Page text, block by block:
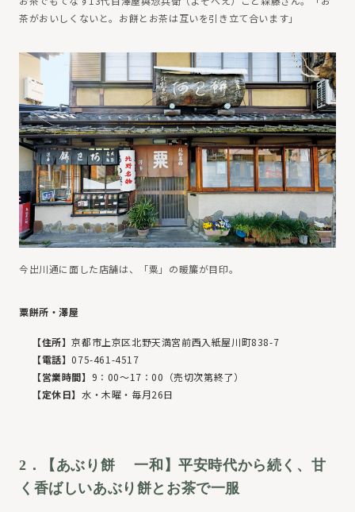
茶がおいしくないと。お餅とお茶は互いを引き立て合います」
今出川通に面した店舗は、「粟」の暖簾が目印。
粟餅所・澤屋
【住所】京都市上京区北野天満宮前西入紙屋川町838-7
【電話】075-461-4517
【営業時間】 9：00〜17：00（売切次第終了）
【定休日】 水・木曜・毎月26日
2．【あぶり餅 一和】平安時代から続く、甘
く香ばしいあぶり餅とお茶で一服